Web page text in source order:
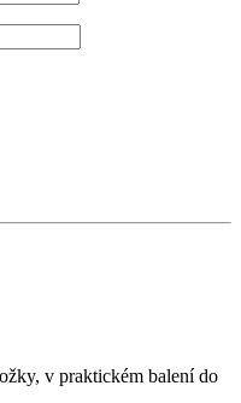
v praktickém balení do